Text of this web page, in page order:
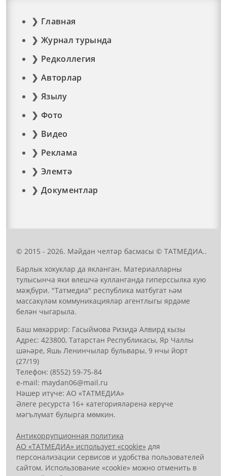
Главная
Журнал турында
Редколлегия
Авторлар
Язылу
Фото
Видео
Реклама
Элемтә
Документлар
© 2015 - 2026. Мәйдан челтәр басмасы © ТАТМЕДИА..
Барлык хокуклар да якланган. Материалларны
тулысынча яки өлешчә кулланганда гиперссылка кую
мәҗбүри. "Татмедиа" республика матбугат һәм
массакүләм коммуникацияләр агентлыгы ярдәме
белән чыгарыла.
Баш мөхәррир: Гасыймова Ризидә Алвирд кызы
Адрес: 423800, Татарстан Республикасы, Яр Чаллы
шәһәре, Яшь Ленинчылар бульвары, 9 нчы йорт
(27/19)
Телефон: (8552) 59-75-84
е-mail: mауdаn06@mail.гu
Нәшер итүче: АО «ТАТМЕДИА»
Әлеге ресурста 16+ категорияләренә керүче
мәгълүмат булырга мөмкин.
Антикоррупционная политика
АО «ТАТМЕДИА» использует «cookie» для
персонализации сервисов и удобства пользователей
сайтом. Использование «cookie» можно отменить в